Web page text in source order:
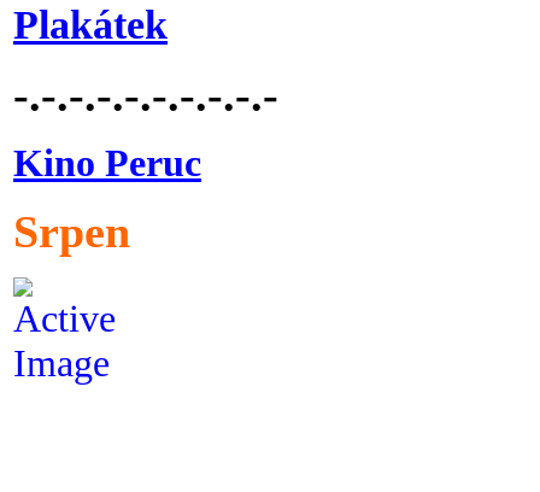
Plakátek
-.-.-.-.-.-.-.-.-.-
Kino Peruc
Srpen